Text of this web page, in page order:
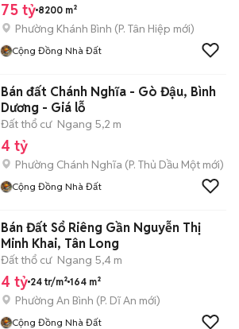
75 tỷ 8200 m²
Phường Khánh Bình (P. Tân Hiệp mới)
Cộng Đồng Nhà Đất
Bán đất Chánh Nghĩa - Gò Đậu, Bình
Dương - Giá lỗ
Đất thổ cư Ngang 5,2 m
4 tỷ
Phường Chánh Nghĩa (P. Thủ Dầu Một mới)
Cộng Đồng Nhà Đất
Bán Đất Sổ Riêng Gần Nguyễn Thị
Minh Khai, Tân Long
Đất thổ cư Ngang 5,4 m
4 tỷ 24 tr/m² 164 m²
Phường An Bình (P. Dĩ An mới)
Cộng Đồng Nhà Đất